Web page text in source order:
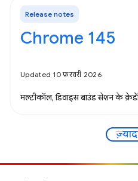
Release notes
Chrome 145
Updated 10 फ़रवरी 2026
मल्टीकॉल, डिवाइस बाउंड सेशन के